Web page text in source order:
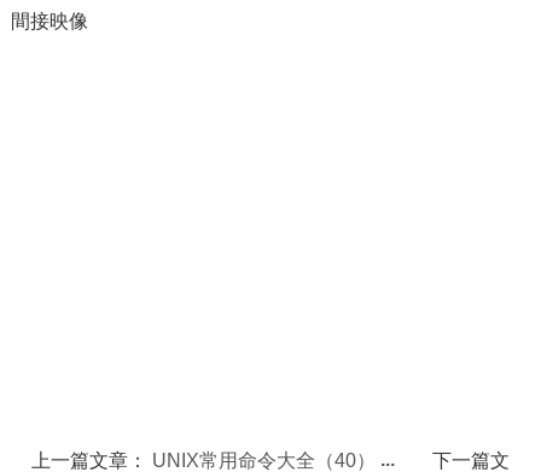
間接映像
上一篇文章： UNIX常用命令大全（40）
下一篇文